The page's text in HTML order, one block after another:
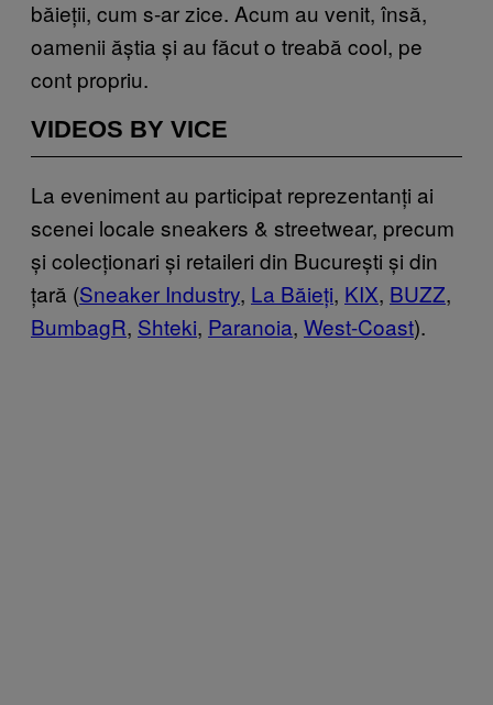
băieții, cum s-ar zice. Acum au venit, însă,
oamenii ăștia și au făcut o treabă cool, pe
cont propriu.
VIDEOS BY VICE
La eveniment au participat reprezentanți ai
scenei locale sneakers & streetwear, precum
și colecționari și retaileri din București și din
țară (Sneaker Industry, La Băieți, KIX, BUZZ,
BumbagR, Shteki, Paranoia, West-Coast).